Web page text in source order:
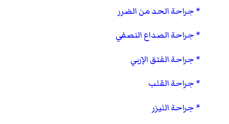
جراحة الحد من الضرر
جراحة الصداع النصفي
جراحة الفتق الإربي
جراحة القلب
جراحة الليزر